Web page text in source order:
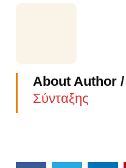
About Author /
Σύνταξης